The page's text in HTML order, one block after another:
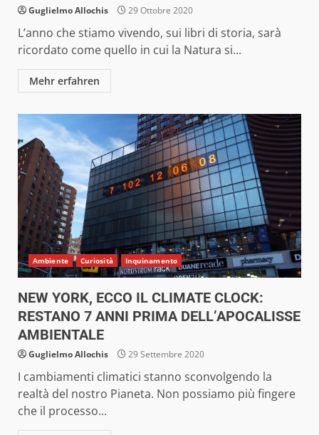
Guglielmo Allochis 29 Ottobre 2020
L’anno che stiamo vivendo, sui libri di storia, sarà
ricordato come quello in cui la Natura si...
Mehr erfahren
Ambiente Curiosità Inquinamento
NEW YORK, ECCO IL CLIMATE CLOCK:
RESTANO 7 ANNI PRIMA DELL’APOCALISSE
AMBIENTALE
Guglielmo Allochis 29 Settembre 2020
I cambiamenti climatici stanno sconvolgendo la
realtà del nostro Pianeta. Non possiamo più fingere
che il processo...